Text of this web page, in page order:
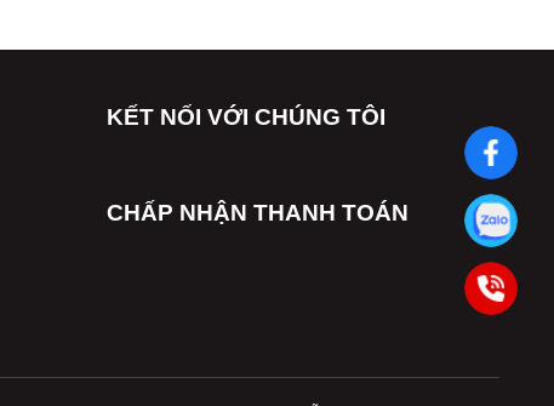
KẾT NỐI VỚI CHÚNG TÔI
CHẤP NHẬN THANH TOÁN